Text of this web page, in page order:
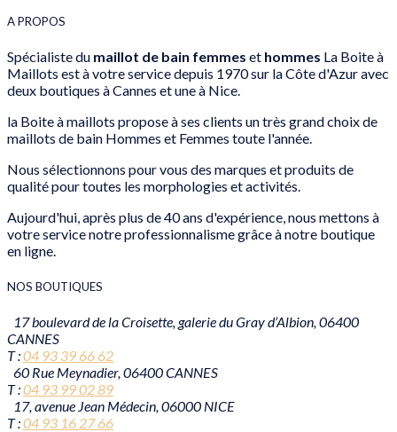
A PROPOS
Spécialiste du maillot de bain femmes et hommes La Boite à
Maillots est à votre service depuis 1970 sur la Côte d'Azur avec
deux boutiques à Cannes et une à Nice.
la Boite à maillots propose à ses clients un très grand choix de
maillots de bain Hommes et Femmes toute l'année.
Nous sélectionnons pour vous des marques et produits de
qualité pour toutes les morphologies et activités.
Aujourd'hui, après plus de 40 ans d'expérience, nous mettons à
votre service notre professionnalisme grâce à notre boutique
en ligne.
NOS BOUTIQUES
17 boulevard de la Croisette, galerie du Gray d’Albion, 06400
CANNES
T :04 93 39 66 62
60 Rue Meynadier, 06400 CANNES
T :04 93 99 02 89
17, avenue Jean Médecin, 06000 NICE
T :04 93 16 27 66